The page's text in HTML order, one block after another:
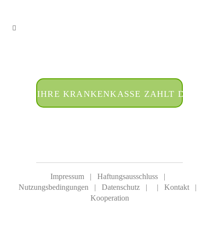
IHRE KRANKENKASSE ZAHLT DIE
Impressum| Haftungsausschluss|
Nutzungsbedingungen | Datenschutz | | Kontakt |
Kooperation